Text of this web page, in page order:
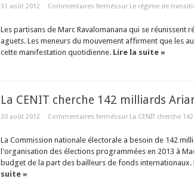
31 août 2012 Commentaires ferméssur Le régime de
Les partisans de Marc Ravalomanana qui se réunissent
aguets. Les meneurs du mouvement affirment que les
cette manifestation quotidienne. Lire la suite »
La CENIT cherche 142 milliards
30 août 2012 Commentaires ferméssur La CENIT cherche
La Commission nationale électorale a besoin de 142
l'organisation des élections programmées en 2013 à
budget de la part des bailleurs de fonds
suite »